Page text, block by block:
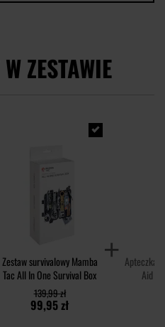
ZESTAWIE
Zestaw survivalowy Mamba
Tac All In One Survival Box
99,95 zł
139,99 zł
Apteczka
Aid